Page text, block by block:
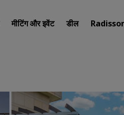
मीटिंग और इवेंट डील